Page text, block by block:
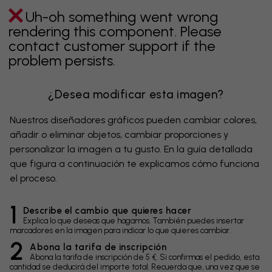
Uh-oh something went wrong
rendering this component. Please
contact customer support if the
problem persists.
¿Desea modificar esta imagen?
Nuestros diseñadores gráficos pueden cambiar colores,
añadir o eliminar objetos, cambiar proporciones y
personalizar la imagen a tu gusto. En la guía detallada
que figura a continuación te explicamos cómo funciona
el proceso.
1 Describe el cambio que quieres hacer
Explica lo que deseas que hagamos. También puedes insertar
marcadores en la imagen para indicar lo que quieres cambiar.
2 Abona la tarifa de inscripción
Abona la tarifa de inscripción de 5 €. Si confirmas el pedido, esta
cantidad se deducirá del importe total. Recuerda que, una vez que se